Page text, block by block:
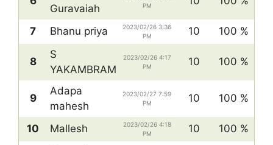
Guravaiah
PM
7 Bhanu priya
2023/02/26 3:36
PM
10 100 %
8
S
YAKAMBRAM
2023/02/26 4:17
PM
10 100 %
9
Adapa
mahesh
2023/02/27 7:59
PM
10 100 %
10 Mallesh
2023/02/26 4:18
PM
10 100 %